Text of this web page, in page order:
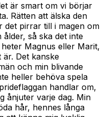
är smart om vi börjar
Rätten att älska den
det pirrar till i magen om
så ska det inte
Magnus eller Marit,
är. Det kanske
och min blivande
heller behöva spela
handlar om,
ånjuter varje dag. Min
hår, hennes långa